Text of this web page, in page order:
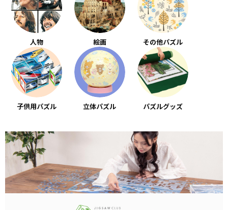
人物 絵画 その他パズル
子供用パズル 立体パズル パズルグッズ